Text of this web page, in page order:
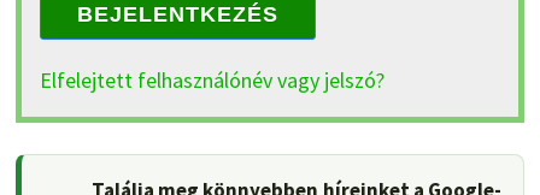
BEJELENTKEZÉS
Elfelejtett felhasználónév vagy jelszó?